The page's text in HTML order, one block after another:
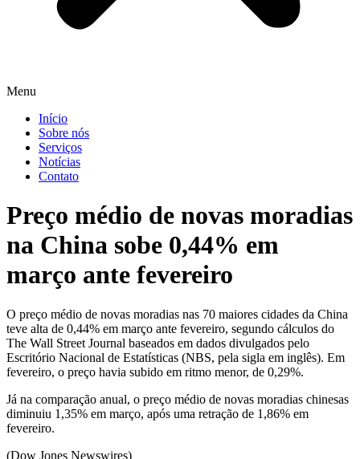
Menu
Início
Sobre nós
Serviços
Notícias
Contato
Preço médio de novas moradias
na China sobe 0,44% em
março ante fevereiro
O preço médio de novas moradias nas 70 maiores cidades da China
teve alta de 0,44% em março ante fevereiro, segundo cálculos do
The Wall Street Journal baseados em dados divulgados pelo
Escritório Nacional de Estatísticas (NBS, pela sigla em inglês). Em
fevereiro, o preço havia subido em ritmo menor, de 0,29%.
Já na comparação anual, o preço médio de novas moradias chinesas
diminuiu 1,35% em março, após uma retração de 1,86% em
fevereiro.
(Dow Jones Newswires)